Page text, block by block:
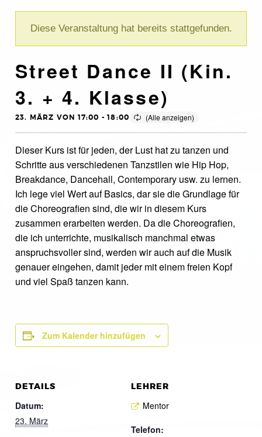
Diese Veranstaltung hat bereits stattgefunden.
Street Dance II (Kin.
3. + 4. Klasse)
23. MÄRZ VON 17:00 -18:00
Dieser Kurs ist für jeden, der Lust hat zu tanzen und
Schritte aus verschiedenen Tanzstilen wie Hip Hop,
Breakdance, Dancehall, Contemporary usw. zu lernen.
Ich lege viel Wert auf Basics, dar sie die Grundlage für
die Choreografien sind, die wir in diesem Kurs
zusammen erarbeiten werden. Da die Choreografien,
die ich unterrichte, musikalisch manchmal etwas
anspruchsvoller sind, werden wir auch auf die Musik
genauer eingehen, damit jeder mit einem freien Kopf
und viel Spaß tanzen kann.
Zum Kalender hinzufügen
DETAILS
Datum:
23. März
LEHRER
Mentor
Telefon: